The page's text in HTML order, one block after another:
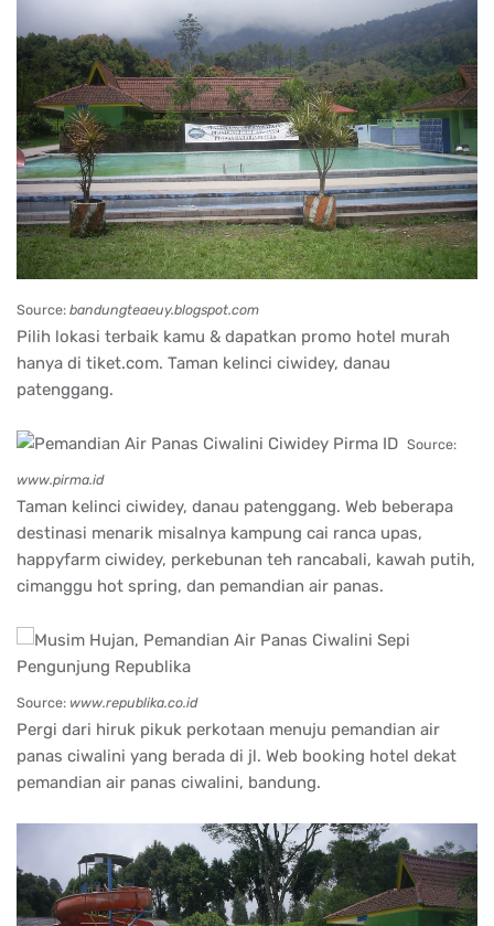
Source: bandungteaeuy.blogspot.com
Pilih lokasi terbaik kamu & dapatkan promo hotel murah
hanya di tiket.com. Taman kelinci ciwidey, danau
patenggang.
Source:
www.pirma.id
Taman kelinci ciwidey, danau patenggang. Web beberapa
destinasi menarik misalnya kampung cai ranca upas,
happyfarm ciwidey, perkebunan teh rancabali, kawah putih,
cimanggu hot spring, dan pemandian air panas.
Source: www.republika.co.id
Pergi dari hiruk pikuk perkotaan menuju pemandian air
panas ciwalini yang berada di jl. Web booking hotel dekat
pemandian air panas ciwalini, bandung.